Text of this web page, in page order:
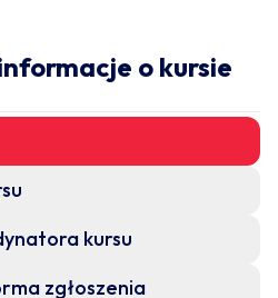
o kursie
kursu
zgłoszenia